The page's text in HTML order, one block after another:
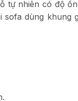
tự nhiên có độ
dùng khung